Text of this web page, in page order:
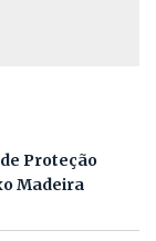
Proteção
Madeira